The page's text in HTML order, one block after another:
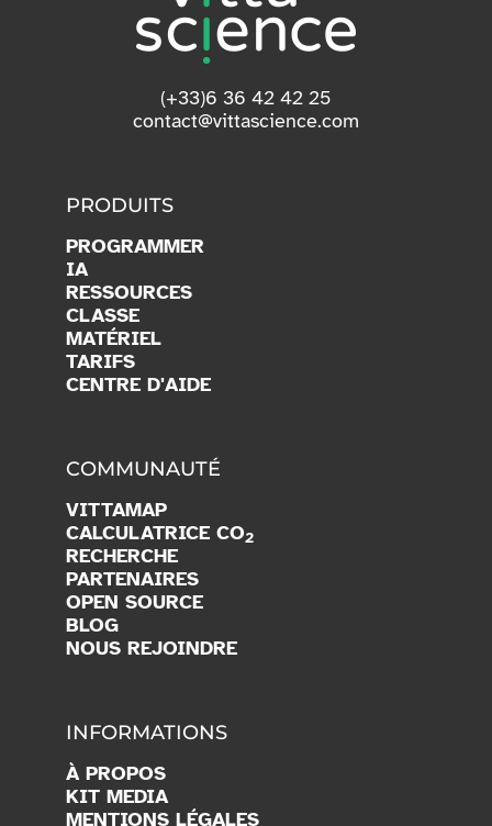
(+33)6 36 42 42 25
contact@vittascience.com
PRODUITS
PROGRAMMER
IA
RESSOURCES
CLASSE
MATÉRIEL
TARIFS
CENTRE D'AIDE
COMMUNAUTÉ
VITTAMAP
CALCULATRICE CO2
RECHERCHE
PARTENAIRES
OPEN SOURCE
BLOG
NOUS REJOINDRE
INFORMATIONS
À PROPOS
KIT MEDIA
MENTIONS LÉGALES